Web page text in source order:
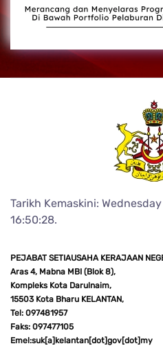
Tarikh Kemaskini:
16:50:28.
PEJABAT SETIAUSAHA KERAJAAN
Aras 4, Mabna MBI (Blok 8),
Kompleks Kota Darulnaim,
15503 Kota Bharu KELANTAN,
Tel: 097481957
Faks: 097477105
Emel:suk[a]kelantan[dot]gov[dot]my